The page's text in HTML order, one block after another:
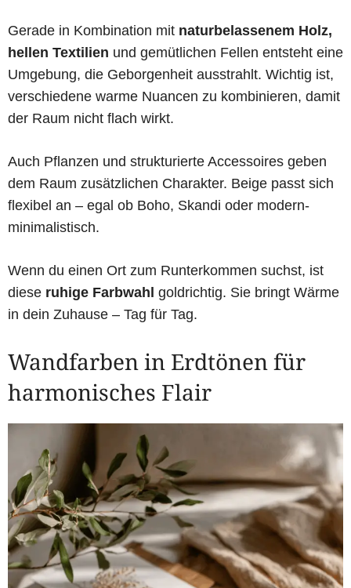
Gerade in Kombination mit naturbelassenem Holz,
hellen Textilien und gemütlichen Fellen entsteht eine
Umgebung, die Geborgenheit ausstrahlt. Wichtig ist,
verschiedene warme Nuancen zu kombinieren, damit
der Raum nicht flach wirkt.
Auch Pflanzen und strukturierte Accessoires geben
dem Raum zusätzlichen Charakter. Beige passt sich
flexibel an – egal ob Boho, Skandi oder modern-
minimalistisch.
Wenn du einen Ort zum Runterkommen suchst, ist
diese ruhige Farbwahl goldrichtig. Sie bringt Wärme
in dein Zuhause – Tag für Tag.
Wandfarben in Erdtönen für
harmonisches Flair